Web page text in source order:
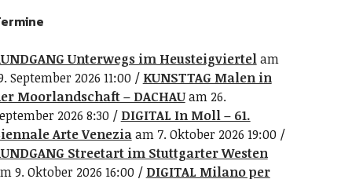
Unterwegs im Heusteigviertelam
September 2026 11:00
KUNSTTAG Malen in
Moorlandschaft – DACHAUam 26.
2026 8:30
DIGITAL In Moll – 61.
Arte Veneziaam 7. Oktober 2026 19:00
Streetart im Stuttgarter Westen
9. Oktober 2026 16:00
DIGITAL Milano per